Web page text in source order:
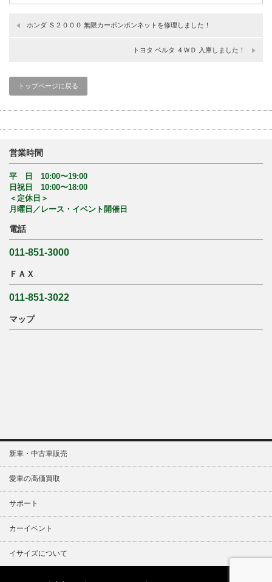
ホンダ Ｓ２０００ 無限カーボンボンネットを修理しました！
トヨタ ベルタ ４ＷＤ 入庫しました！
トップページに戻る
営業時間
平 日 10:00〜19:00
日祝日 10:00〜18:00
＜定休日＞
月曜日／レース・イベント開催日
電話
011-851-3000
ＦＡＸ
011-851-3022
マップ
新車・中古車販売
愛車の高価買取
サポート
カーイベント
イサイズについて